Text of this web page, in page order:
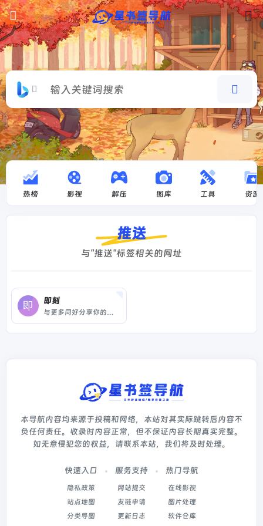
热榜 影视 解压 图库 工具 资源
推送
与"推送"标签相关的网址
即刻
与更多同好分享你的见闻与感受，每一个独到的声音，都值得被更多人倾听。在即刻，你可以发表动态，在圈子中分享观点与见闻，并更深度地参与内容分享。即刻是 Apple Watch 上最有用的应用之一。
本导航内容均来源于投稿和网络，本站对其实际跳转后内容不
负任何责任。收录时内容正常，但不保证内容长期真实完整。
如无意侵犯您的权益，请联系本站，我们将及时处理。
快速入口
隐私政策
站点地图
分类导图
服务支持
网站提交
友链申请
更新日志
热门导航
在线影视
图片处理
软件仓库